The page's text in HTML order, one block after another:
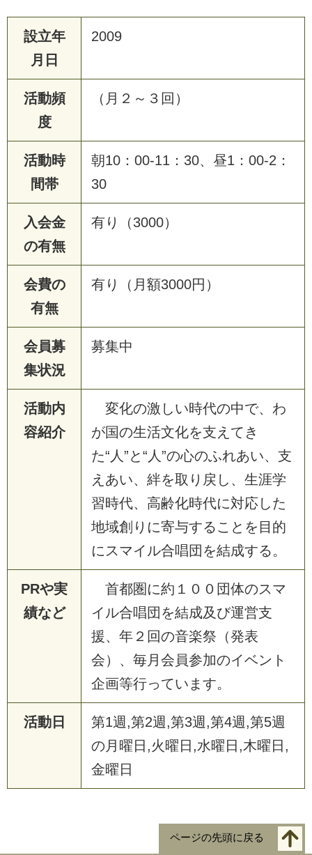
設立年
月日
2009
活動頻
度
（月２～３回）
活動時
間帯
朝10：00-11：30、昼1：00-2：
30
入会金
の有無
有り（3000）
会費の
有無
有り（月額3000円）
会員募
集状況
募集中
活動内
容紹介
変化の激しい時代の中で、わ
が国の生活文化を支えてき
た“人”と“人”の心のふれあい、支
えあい、絆を取り戻し、生涯学
習時代、高齢化時代に対応した
地域創りに寄与することを目的
にスマイル合唱団を結成する。
PRや実
績など
首都圏に約１００団体のスマ
イル合唱団を結成及び運営支
援、年２回の音楽祭（発表
会）、毎月会員参加のイベント
企画等行っています。
活動日
第1週,第2週,第3週,第4週,第5週
の月曜日,火曜日,水曜日,木曜日,
金曜日
ページの先頭に戻る